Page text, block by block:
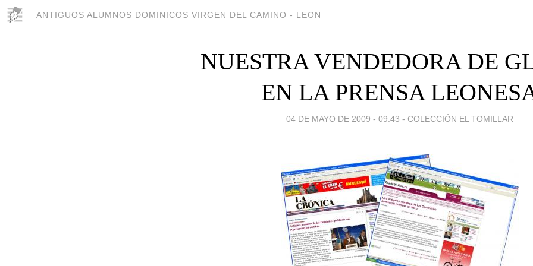
ANTIGUOS ALUMNOS DOMINICOS VIRGEN DEL CAMINO - LEON
NUESTRA VENDEDORA DE
EN LA PRENSA
04 DE MAYO DE 2009 - 09:43 - COLECCIÓN EL TOMILLAR